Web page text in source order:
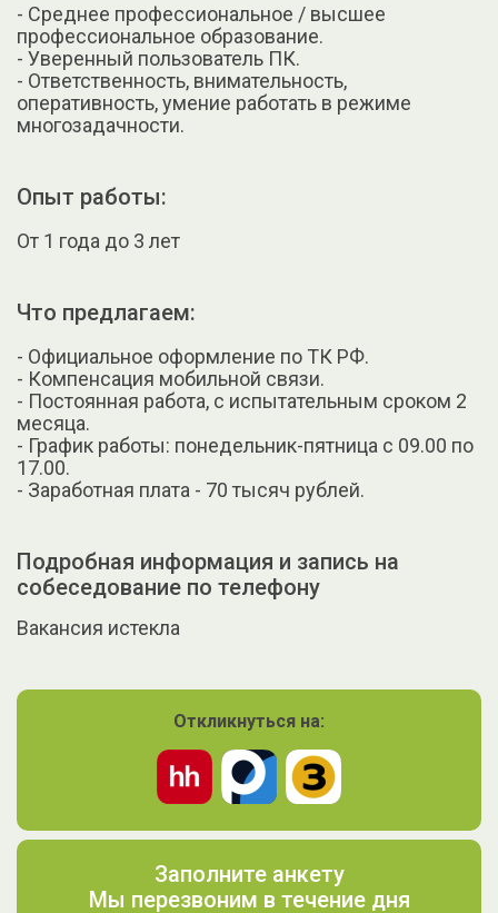
- Среднее профессиональное / высшее
профессиональное образование.
- Уверенный пользователь ПК.
- Ответственность, внимательность,
оперативность, умение работать в режиме
многозадачности.
Опыт работы:
От 1 года до 3 лет
Что предлагаем:
- Официальное оформление по ТК РФ.
- Компенсация мобильной связи.
- Постоянная работа, с испытательным сроком 2
месяца.
- График работы: понедельник-пятница с 09.00 по
17.00.
- Заработная плата - 70 тысяч рублей.
Подробная информация и запись на
собеседование по телефону
Вакансия истекла
Откликнуться на:
Заполните анкету
Мы перезвоним в течение дня